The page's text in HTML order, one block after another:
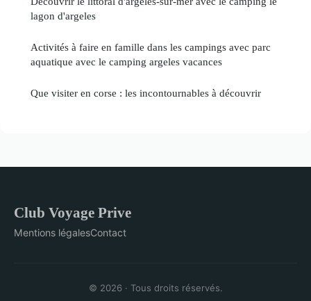
lagon d'argeles
Activités à faire en famille dans les campings avec parc
aquatique avec le camping argeles vacances
Que visiter en corse : les incontournables à découvrir
Club Voyage Prive
Mentions légalesContact
© 2026 · Tous droits réservés.